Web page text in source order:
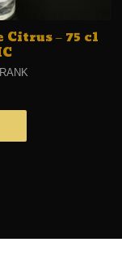
– 75 cl